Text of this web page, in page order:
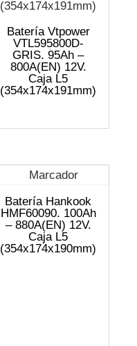
Batería Vtpower
VTL595800D-
GRIS. 95Ah –
800A(EN) 12V.
Caja L5
(354x174x191mm)
Batería Hankook
HMF60090. 100Ah
– 880A(EN) 12V.
Caja L5
(354x174x190mm)